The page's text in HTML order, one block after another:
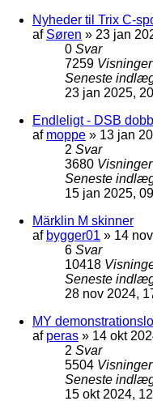
Nyheder til Trix C-
af Søren » 23 jan
0 Svar
7259 Visninger
Seneste
23 jan 2025,
Endleligt - DSB
af moppe » 13 jan
2 Svar
3680 Visninger
Seneste
15 jan 2025,
Märklin M skinner
af bygger01 » 14
6 Svar
10418
Seneste
28 nov 2024,
MY
af peras » 14 okt
2 Svar
5504 Visninger
Seneste
15 okt 2024,